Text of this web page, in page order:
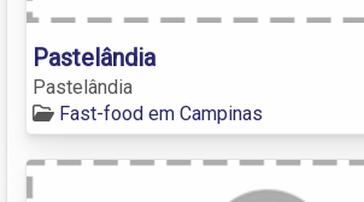
Pastelândia
Pastelândia
Fast-food em Campinas